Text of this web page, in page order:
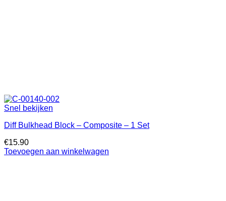
Snel bekijken
Diff Bulkhead Block – Composite – 1 Set
€15.90
Toevoegen aan winkelwagen